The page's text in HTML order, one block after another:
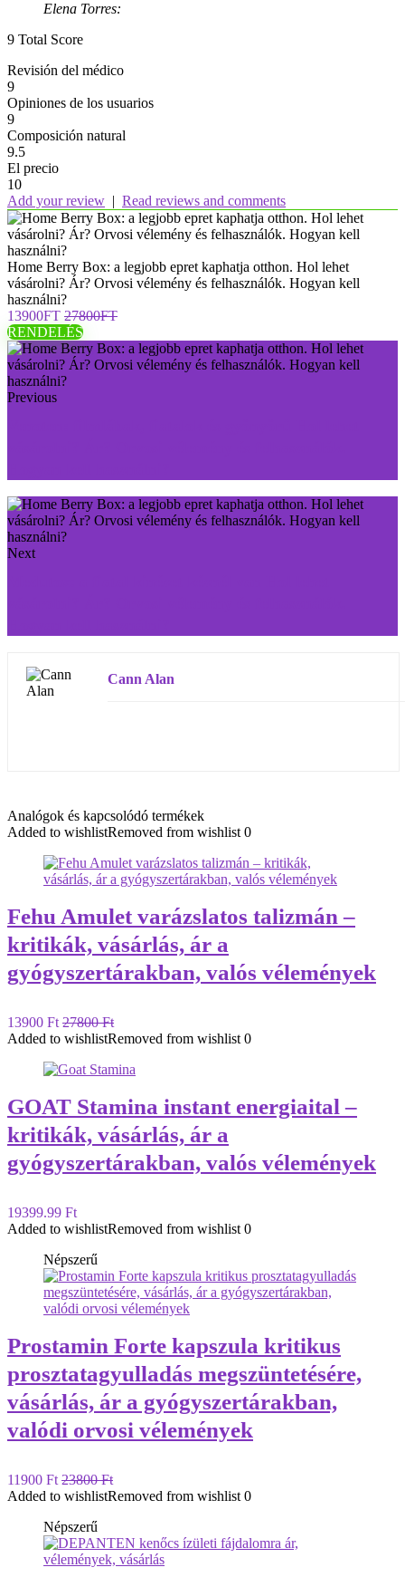
Elena Torres:
9 Total Score
Revisión del médico
9
Opiniones de los usuarios
9
Composición natural
9.5
El precio
10
Add your review | Read reviews and comments
Home Berry Box: a legjobb epret kaphatja otthon. Hol lehet
vásárolni? Ár? Orvosi vélemény és felhasználók. Hogyan kell
használni?
13900FT 27800FT
RENDELÉS
Previous
Next
Cann Alan
Analógok és kapcsolódó termékek
Added to wishlistRemoved from wishlist 0
Fehu Amulet varázslatos talizmán –
kritikák, vásárlás, ár a
gyógyszertárakban, valós vélemények
13900 Ft 27800 Ft
Added to wishlistRemoved from wishlist 0
GOAT Stamina instant energiaital –
kritikák, vásárlás, ár a
gyógyszertárakban, valós vélemények
19399.99 Ft
Added to wishlistRemoved from wishlist 0
Népszerű
Prostamin Forte kapszula kritikus
prosztatagyulladás megszüntetésére,
vásárlás, ár a gyógyszertárakban,
valódi orvosi vélemények
11900 Ft 23800 Ft
Added to wishlistRemoved from wishlist 0
Népszerű